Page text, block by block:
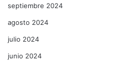
septiembre 2024
agosto 2024
julio 2024
junio 2024